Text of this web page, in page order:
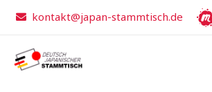
Inhalt
kontakt@japan-stammtisch.de